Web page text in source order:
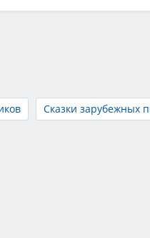
Сказки зарубежных